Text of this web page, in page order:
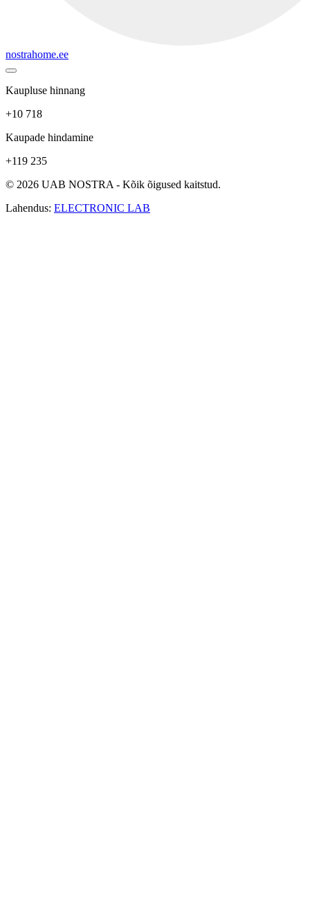
nostrahome.ee
Kaupluse hinnang
+10 718
Kaupade hindamine
+119 235
© 2026 UAB NOSTRA - Kõik õigused kaitstud.
Lahendus: ELECTRONIC LAB